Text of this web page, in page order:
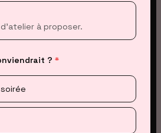
{
'https:'].includes(urlObj.protocol);
à proposer.
? *